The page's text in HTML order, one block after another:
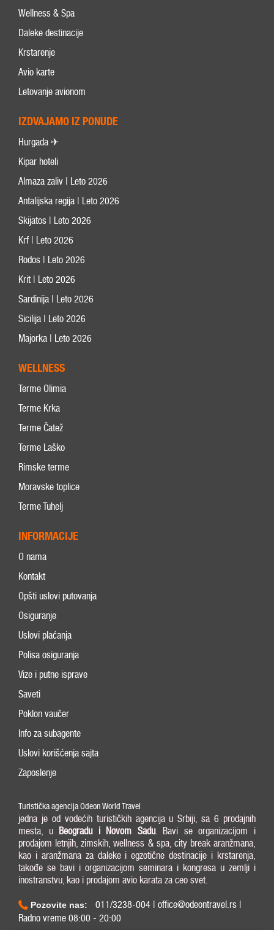
Wellness & Spa
Daleke destinacije
Krstarenje
Avio karte
Letovanje avionom
IZDVAJAMO IZ PONUDE
Hurgada ✈
Kipar hoteli
Almaza zaliv | Leto 2026
Antalijska regija | Leto 2026
Skijatos | Leto 2026
Krf | Leto 2026
Rodos | Leto 2026
Krit | Leto 2026
Sardinija | Leto 2026
Sicilija | Leto 2026
Majorka | Leto 2026
WELLNESS
Terme Olimia
Terme Krka
Terme Čatež
Terme Laško
Rimske terme
Moravske toplice
Terme Tuhelj
INFORMACIJE
O nama
Kontakt
Opšti uslovi putovanja
Osiguranje
Uslovi plaćanja
Polisa osiguranja
Vize i putne isprave
Saveti
Poklon vaučer
Info za subagente
Uslovi korišćenja sajta
Zaposlenje
Turistička agencija Odeon World Travel
jedna je od vodećih turističkih agencija u Srbiji, sa 6 prodajnih
mesta, u Beogradu i Novom Sadu. Bavi se organizacijom i
prodajom letnjih, zimskih, wellness & spa, city break aranžmana,
kao i aranžmana za daleke i egzotične destinacije i krstarenja,
takođe se bavi i organizacijom seminara i kongresa u zemlji i
inostranstvu, kao i prodajom avio karata za ceo svet.
Pozovite nas:
011/3238-004 | office@odeontravel.rs |
Radno vreme 08:00 - 20:00